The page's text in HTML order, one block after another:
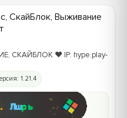
СкайБлок, Выживание
СКАЙБЛОК ❤️ IP: hype.play-
1.21.4